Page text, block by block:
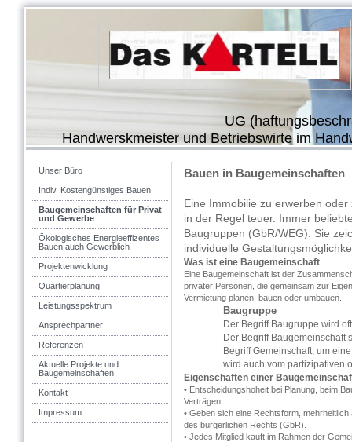
UG
Handwerskmeister und Betriebswirte im
Unser Büro
Indiv. Kostengünstiges Bauen
Baugemeinschaften für Privat
und Gewerbe
Ökologisches Energieeffizentes
Bauen auch Gewerblich
Projektenwicklung
Quartierplanung
Leistungsspektrum
Ansprechpartner
Referenzen
Aktuelle Projekte und
Baugemeinschaften
Kontakt
Impressum
Bauen in Baugemeinschaften
Eine Immobilie zu erwerben
in der Regel teuer. Immer
Baugruppen (GbR/WEG). Sie
individuelle
Was ist eine Baugemeinschaft
Eine Baugemeinschaft ist der
privater Personen, die gemeinsam zur
Vermietung planen, bauen oder umbauen.
Baugruppe
Der Begriff Baugruppe wird
Der Begriff Baugemeinschaft
Begriff Gemeinschaft, um
wird auch vom partizipativen
Eigenschaften einer
• Entscheidungshoheit bei Planung, beim
Verträgen
• Geben sich eine Rechtsform,
des bürgerlichen Rechts (GbR).
• Jedes Mitglied kauft im Rahmen der